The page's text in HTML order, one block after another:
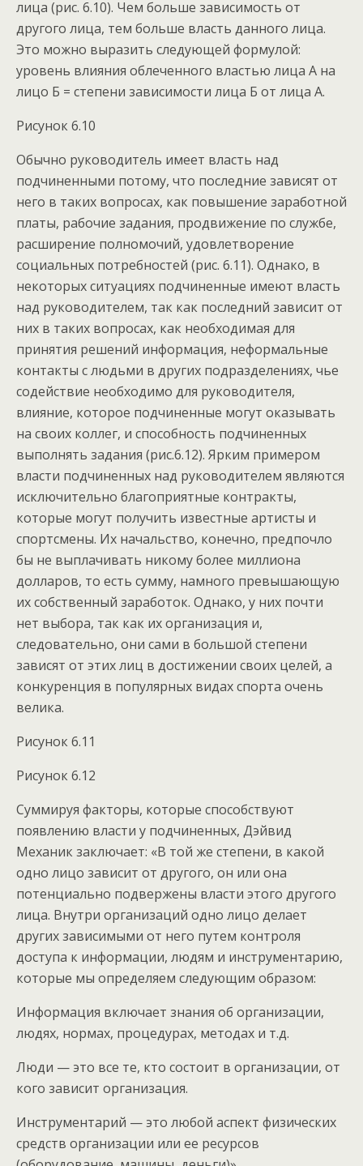
лица (рис. 6.10). Чем больше зависимость от
другого лица, тем больше власть данного лица.
Это можно выразить следующей формулой:
уровень влияния облеченного властью лица А на
лицо Б = степени зависимости лица Б от лица А.
Рисунок 6.10
Обычно руководитель имеет власть над
подчиненными потому, что последние зависят от
него в таких вопросах, как повышение заработной
платы, рабочие задания, продвижение по службе,
расширение полномочий, удовлетворение
социальных потребностей (рис. 6.11). Однако, в
некоторых ситуациях подчиненные имеют власть
над руководителем, так как последний зависит от
них в таких вопросах, как необходимая для
принятия решений информация, неформальные
контакты с людьми в других подразделениях, чье
содействие необходимо для руководителя,
влияние, которое подчиненные могут оказывать
на своих коллег, и способность подчиненных
выполнять задания (рис.6.12). Ярким примером
власти подчиненных над руководителем являются
исключительно благоприятные контракты,
которые могут получить известные артисты и
спортсмены. Их начальство, конечно, предпочло
бы не выплачивать никому более миллиона
долларов, то есть сумму, намного превышающую
их собственный заработок. Однако, у них почти
нет выбора, так как их организация и,
следовательно, они сами в большой степени
зависят от этих лиц в достижении своих целей, а
конкуренция в популярных видах спорта очень
велика.
Рисунок 6.11
Рисунок 6.12
Суммируя факторы, которые способствуют
появлению власти у подчиненных, Дэйвид
Механик заключает: «В той же степени, в какой
одно лицо зависит от другого, он или она
потенциально подвержены власти этого другого
лица. Внутри организаций одно лицо делает
других зависимыми от него путем контроля
доступа к информации, людям и инструментарию,
которые мы определяем следующим образом:
Информация включает знания об организации,
людях, нормах, процедурах, методах и т.д.
Люди — это все те, кто состоит в организации, от
кого зависит организация.
Инструментарий — это любой аспект физических
средств организации или ее ресурсов